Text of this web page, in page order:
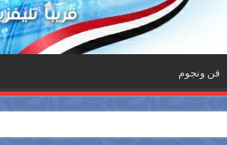
فن ونجوم